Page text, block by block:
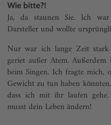
Wie bitte?!
Ja, da staunen Sie. Ich
Darsteller und wollte
Nur war ich lange Zeit stark
geriet außer Atem.
beim Singen. Ich fragte mich,
Gewicht zu tun haben
dass ich mit ihr laufen
musst dein Leben ändern!